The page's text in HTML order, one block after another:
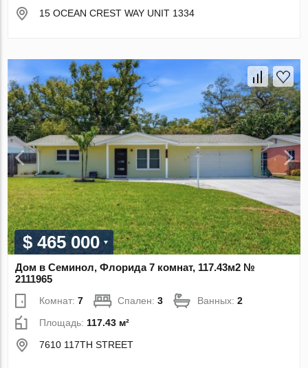
15 OCEAN CREST WAY UNIT 1334
$ 465 000
Дом в Семинол, Флорида 7 комнат, 117.43м2 №
2111965
Комнат:7 Спален:3 Ванных:2
Площадь: 117.43 м²
7610 117TH STREET